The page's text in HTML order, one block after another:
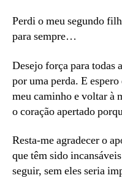
Perdi o meu segundo
para sempre…
Desejo força para todas
por uma perda. E
meu caminho e voltar à
o coração apertado
Resta-me agradecer o
que têm sido
seguir, sem eles seria